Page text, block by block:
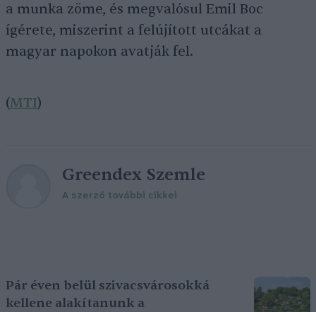
a munka zöme, és megvalósul Emil Boc
ígérete, miszerint a felújított utcákat a
magyar napokon avatják fel.
(MTI)
Greendex Szemle
A szerző további cikkei
Pár éven belül szivacsvárosokká
kellene alakítanunk a